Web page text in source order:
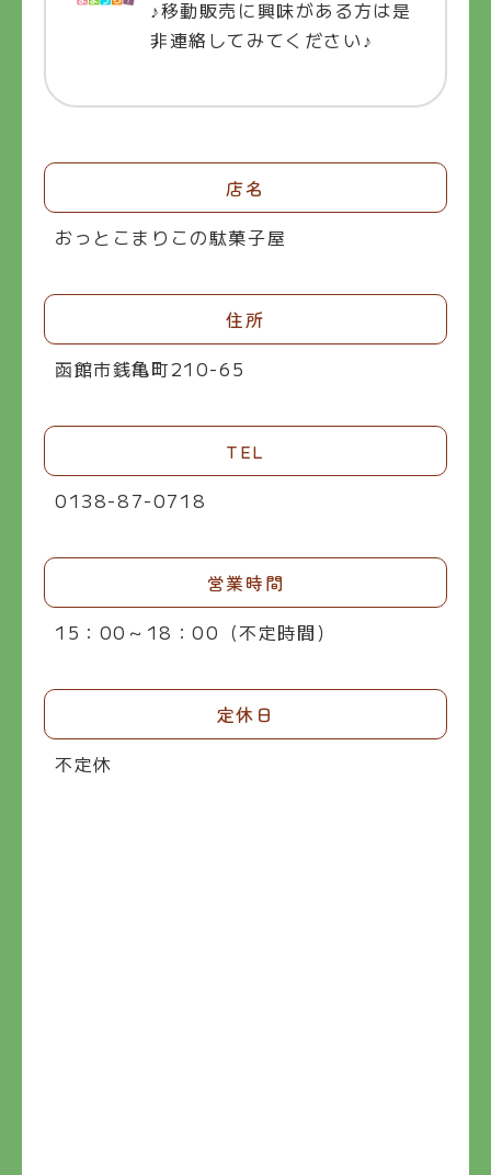
♪移動販売に興味がある方は是
非連絡してみてください♪
店名
おっとこまりこの駄菓子屋
住所
函館市銭亀町210-65
TEL
0138-87-0718
営業時間
15：00～18：00（不定時間）
定休日
不定休